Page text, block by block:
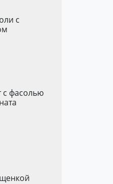
с
с фасолью